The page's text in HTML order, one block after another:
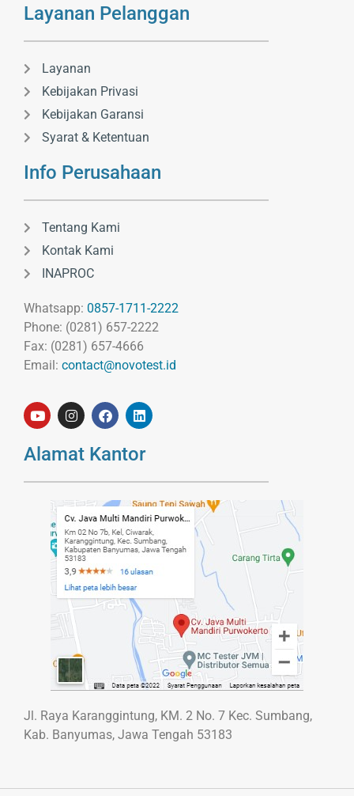
Layanan Pelanggan
Layanan
Kebijakan Privasi
Kebijakan Garansi
Syarat & Ketentuan
Info Perusahaan
Tentang Kami
Kontak Kami
INAPROC
Whatsapp: 0857-1711-2222
Phone: (0281) 657-2222
Fax: (0281) 657-4666
Email: contact@novotest.id
Alamat Kantor
Jl. Raya Karanggintung, KM. 2 No. 7 Kec. Sumbang,
Kab. Banyumas, Jawa Tengah 53183